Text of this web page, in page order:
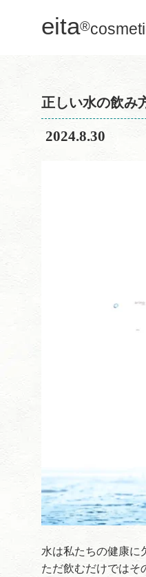
eita®
HOME コラム
正しい水の飲み
2024.8.30
水は私たちの健康に
ただ飲むだけではそ